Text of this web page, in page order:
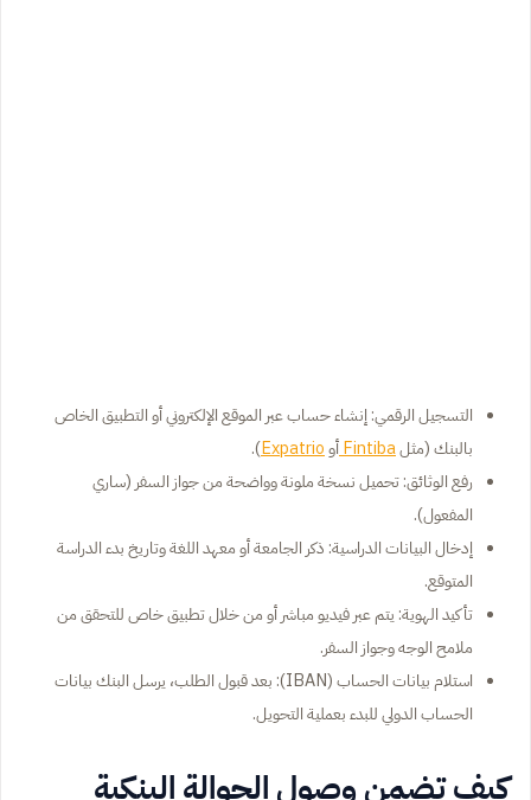
التسجيل الرقمي: إنشاء حساب عبر الموقع الإلكتروني أو التطبيق الخاص
بالبنك (مثلFintibaأوExpatrio
).
رفع الوثائق: تحميل نسخة ملونة وواضحة من جواز السفر (ساري
المفعول).
إدخال البيانات الدراسية: ذكر الجامعة أو معهد اللغة وتاريخ بدء الدراسة
المتوقع.
تأكيد الهوية: يتم عبر فيديو مباشر أو من خلال تطبيق خاص للتحقق من
ملامح الوجه وجواز السفر.
استلام بيانات الحساب (IBAN): بعد قبول الطلب، يرسل البنك بيانات
الحساب الدولي للبدء بعملية التحويل.
كيف تضمن وصول الحوالة البنكية